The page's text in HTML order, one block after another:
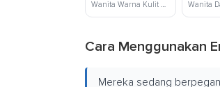
Wanita Warna Kulit Gelap Dan Pria Warna Kulit Gelap-Sedang Bergandengan Tangan
Cara Menggunakan
Mereka sedang